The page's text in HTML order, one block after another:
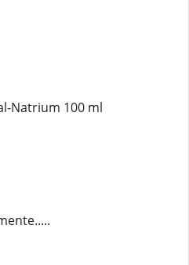
Natrium 100 ml